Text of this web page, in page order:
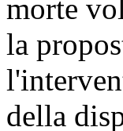
morte
la
della